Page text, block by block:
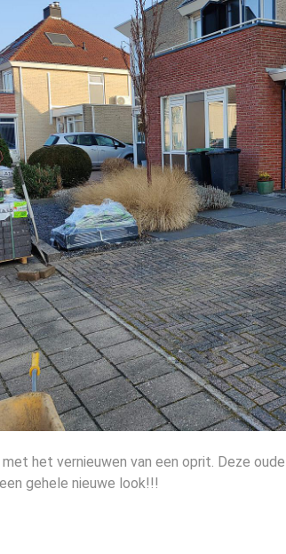
met het vernieuwen van een oprit. Deze
gehele nieuwe look!!!